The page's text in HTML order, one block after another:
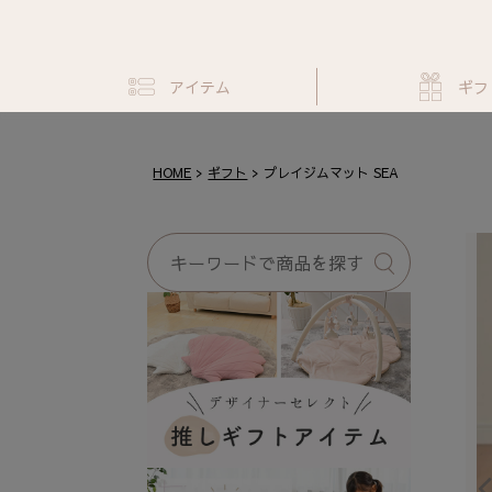
アイテム ギ
HOME ギフト プレイジムマット SEA